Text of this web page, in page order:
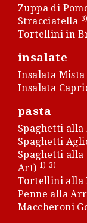
Zuppa di
Stracciatella 3)
Tortellini in
insalate
Insalata Mista
Insalata
pasta
Spaghetti alla
Spaghetti
Spaghetti
Art) 1) 3)
Tortellini alla
Penne alla
Maccheroni